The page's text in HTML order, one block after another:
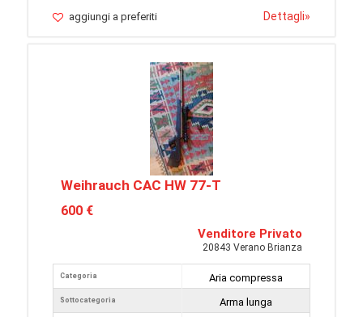
aggiungi a preferiti Dettagli»
Weihrauch CAC HW 77-T
600 €
Venditore Privato
20843 Verano Brianza
Categoria
Sottocategoria
Aria compressa
Arma lunga